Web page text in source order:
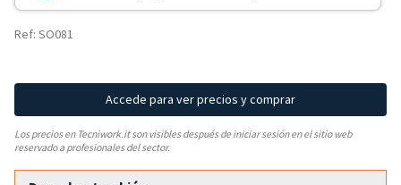
Ref: SO081
Accede para ver precios y comprar
Los precios en Tecniwork.it son visibles después de iniciar sesión en el sitio web
reservado a profesionales del sector.